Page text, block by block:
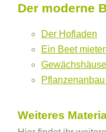
Der moderne
Der Hofladen
Ein Beet
Weiteres